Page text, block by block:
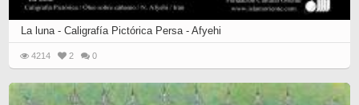
La luna - Caligrafía Pictórica Persa - Afyehi
4214 2 0